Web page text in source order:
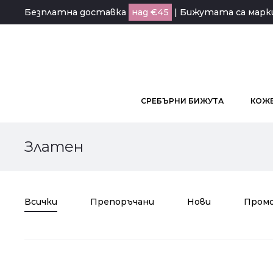
Безплатна доставка над €45 | Бижутата са
СРЕБЪРНИ БИЖУТА
Златен
Всички Препоръчани Нови